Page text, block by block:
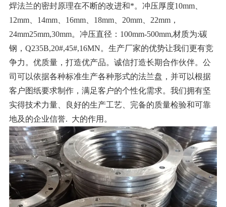
焊法兰的密封原理在不断的改进和*。冲压厚度10mm、
12mm、14mm、16mm、18mm、20mm、22mm，
24mm25mm,30mm。冲压直径：100mm-500mm,材质为:碳
钢，Q235B,20#,45#,16MN。生产厂家的优势让我们更有竞
争力。优质量，打造优产品。诚信打造长期合作伙伴。公
司可以依据各种标准生产各种形式的法兰盘，并可以根据
客户图纸要求制作，满足客户的个性化需求。我们拥有坚
实得技术力量、良好的生产工艺、完备的质量检验和可靠
地及的企业信誉. 大的作用。